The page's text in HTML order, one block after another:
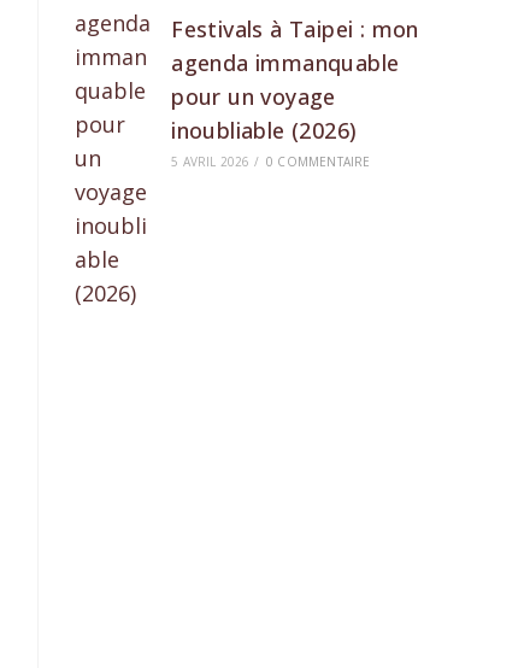
Festivals à Taipei : mon
agenda immanquable
pour un voyage
inoubliable (2026)
5 AVRIL 2026 / 0 COMMENTAIRE